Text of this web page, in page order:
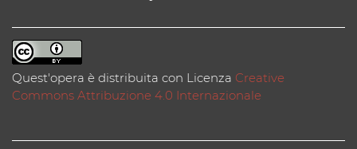
Quest'opera è distribuita con Licenza Creative
Commons Attribuzione 4.0 Internazionale